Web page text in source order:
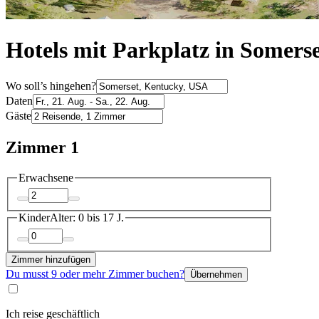
Hotels mit Parkplatz in
Wo soll’s hingehen?
Daten
Gäste
Zimmer 1
Erwachsene
KinderAlter: 0 bis 17 J.
Zimmer hinzufügen
Du musst 9 oder mehr Zimmer buchen? Übernehmen
Ich reise geschäftlich